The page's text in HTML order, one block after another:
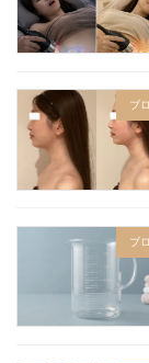
ブ
ブ